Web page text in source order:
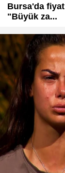
Bursa'da
"Büyük za...